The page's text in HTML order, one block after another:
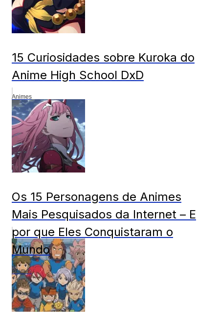
15 Curiosidades sobre Kuroka do
Anime High School DxD
Animes
Os 15 Personagens de Animes
Mais Pesquisados da Internet – E
por que Eles Conquistaram o
Mundo
Animes